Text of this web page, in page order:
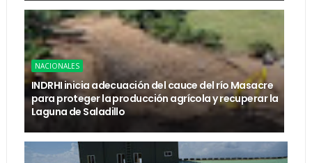
NACIONALES
INDRHI inicia adecuación del cauce del río Masacre
para proteger la producción agrícola y recuperar la
Laguna de Saladillo